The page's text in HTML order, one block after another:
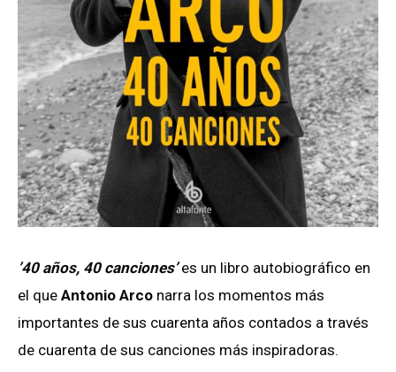
’40 años, 40 canciones’ es un libro autobiográfico en
el que Antonio Arco narra los momentos más
importantes de sus cuarenta años contados a través
de cuarenta de sus canciones más inspiradoras.